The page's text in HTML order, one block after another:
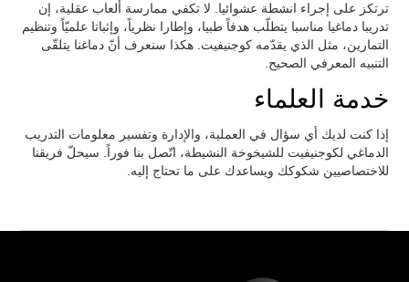
ترتكز على إجراء انشطة عشوائيا. لا تكفي ممارسة ألعاب عقلية، إن
تدريبا دماغيا مناسبا يتطلّب هدفاً طبيا، وإطارا نظرياً، وإثباتا علميّاً وتنظيم
التمارين، مثل الذي يقدّمه كوجنيفيت. هكذا سنعرف أنّ دماغنا يتلقّى
التنبيه المعرفي الصحيح.
خدمة العلماء
إذا كنت لديك أي سؤال في العملية، والإدارة وتفسير معلومات التدريب
الدماغي لكوجنيفيت للشيخوخة النشيطة، اتّصل بنا فوراً. سيحلّ فريقنا
للاختصاصيين شكوكك ويساعدك على ما تحتاج إليه.